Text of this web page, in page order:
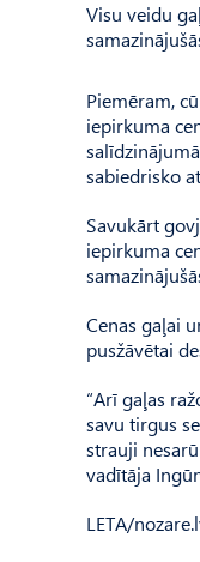
Visu veidu
Piemēram,
iepirkuma
sabiedrisko
Savukārt
iepirkuma
Cenas gaļai
pusžāvētai
“Arī gaļas
savu tirgus
strauji
vadītāja
LETA/